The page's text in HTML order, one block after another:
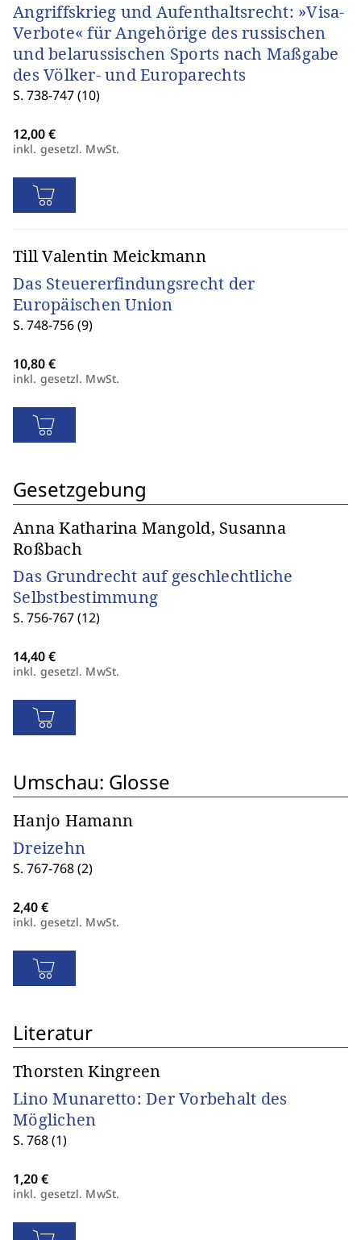
Angriffskrieg und Aufenthaltsrecht: »Visa-
Verbote« für Angehörige des russischen
und belarussischen Sports nach Maßgabe
des Völker- und Europarechts
S. 738-747 (10)
inkl. gesetzl. MwSt.
Till Valentin Meickmann
Das Steuererfindungsrecht der
Europäischen Union
S. 748-756 (9)
inkl. gesetzl. MwSt.
Gesetzgebung
Anna Katharina Mangold, Susanna
Roßbach
Das Grundrecht auf geschlechtliche
Selbstbestimmung
S. 756-767 (12)
inkl. gesetzl. MwSt.
Umschau: Glosse
Hanjo Hamann
Dreizehn
S. 767-768 (2)
inkl. gesetzl. MwSt.
Literatur
Thorsten Kingreen
Lino Munaretto: Der Vorbehalt des
Möglichen
S. 768 (1)
inkl. gesetzl. MwSt.